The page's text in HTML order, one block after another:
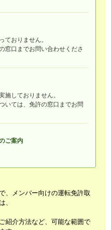
ておりません。
窓口までお問い合わせくださ
施しておりません。
いては、免許の窓口までお問
ご案内
、メンバー向けの運転免許取
、
紹介方法など、可能な範囲で